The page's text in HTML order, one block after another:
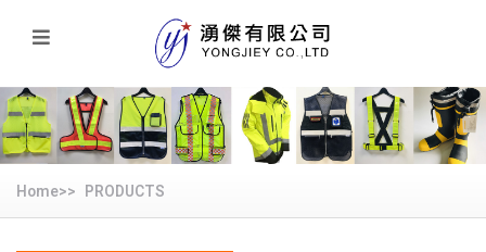
Home>> PRODUCTS